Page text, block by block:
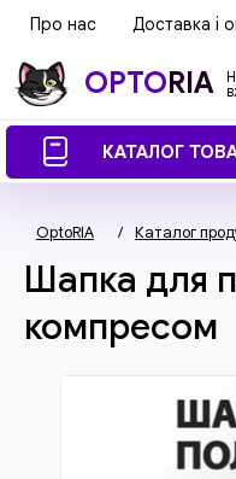
Про нас Доставка і
OPTORIA
КАТАЛОГ
OptoRIA / Каталог
Шапка для
компресом